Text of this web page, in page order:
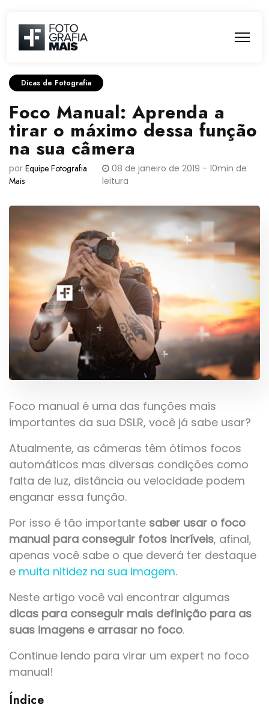
Dicas de Fotografia
Foco Manual: Aprenda a
tirar o máximo dessa função
na sua câmera
por Equipe Fotografia
Mais
08 de janeiro de 2019 - 10min de
leitura
Foco manual é uma das funções mais
importantes da sua DSLR, você já sabe usar?
Atualmente, as câmeras têm ótimos focos
automáticos mas diversas condições como
falta de luz, distância ou velocidade podem
enganar essa função.
Por isso é tão importante saber usar o foco
manual para conseguir fotos incríveis, afinal,
apenas você sabe o que deverá ter destaque
e muita nitidez na sua imagem.
Neste artigo você vai encontrar algumas
dicas para conseguir mais definição para as
suas imagens e arrasar no foco.
Continue lendo para virar um expert no foco
manual!
Índice